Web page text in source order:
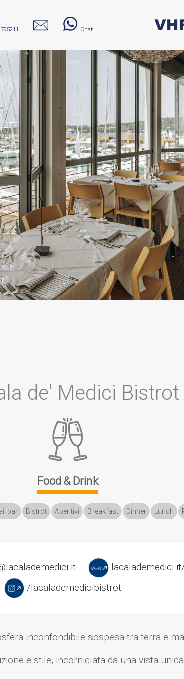
Chat
de' Medici Bistrot
Food & Drink
bar Bistrot Aperitivi Breakfast Dinner Lunch
/lacalademedicibistrot
inconfondibile sospesa tra terra e
e stile, incorniciata da una vista